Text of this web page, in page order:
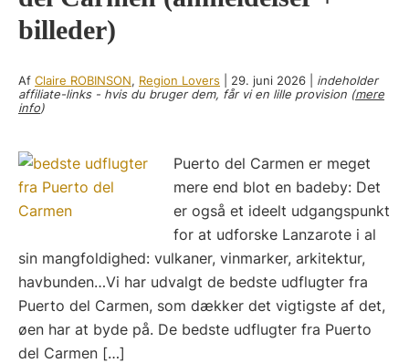
billeder)
Af Claire ROBINSON, Region Lovers 29. juni 2026
indeholder
affiliate-links - hvis du bruger dem, får vi en lille provision (mere
info)
Puerto del Carmen er meget
mere end blot en badeby: Det
er også et ideelt udgangspunkt
for at udforske Lanzarote i al
sin mangfoldighed: vulkaner, vinmarker, arkitektur,
havbunden…Vi har udvalgt de bedste udflugter fra
Puerto del Carmen, som dækker det vigtigste af det,
øen har at byde på. De bedste udflugter fra Puerto
del Carmen […]